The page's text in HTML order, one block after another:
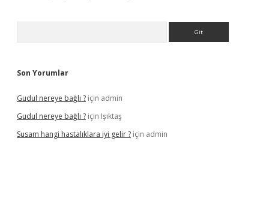
Son Yorumlar
Gudul nereye bağlı ? için admin
Gudul nereye bağlı ? için Işıktaş
Susam hangi hastalıklara iyi gelir ? için admin